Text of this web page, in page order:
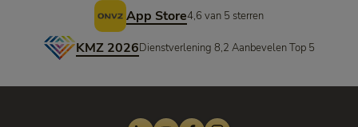
App Store4,6 van 5 sterren
KMZ 2026Dienstverlening 8,2 Aanbevelen Top 5